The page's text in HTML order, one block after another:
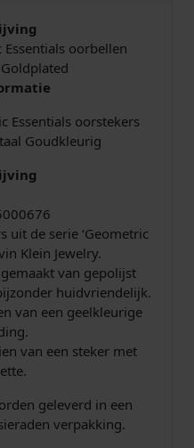
i
:
5
9
,
9
0
.
oorbellen
Essentials oorstekers
Goudkleurig
uit de serie ‘Geometric
Klein Jewelry.
van gepolijst
huidvriendelijk.
van een geelkleurige
van een steker met
geleverd in een
verpakking.